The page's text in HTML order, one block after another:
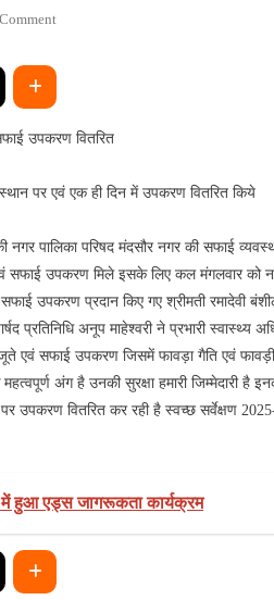
On
सफाई
को
एवं
सफाई
वितरित
उपकरण वितरित
स्थान पर एवं एक ही दिन में उपकरण वितरित किये
की नगर पालिका परिषद मंदसौर नगर की सफाई
एवं सफाई उपकरण मिले इसके लिए कल मंगलवार
उपकरण प्रदान किए गए श्रीमती रमादेवी
प्रतिनिधि अनूप माहेश्वरी ने प्रभारी स्वास्थ्य
सफाई उपकरण जिसमें फावड़ा गैति एवं फावड़ी
अंग है उनकी सुरक्षा हमारी जिम्मेदारी है
उपकरण वितरित कर रही है स्वच्छ सर्वेक्षण
में हुआ एड्स जागरूकता कार्यक्रम